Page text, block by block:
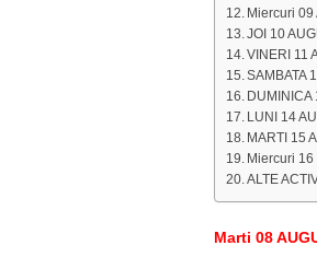
Miercuri 09
JOI 10
VINERI 11
SAMBATA
DUMINICA
LUNI 14
MARTI 15
Miercuri 16
ALTE
Marti 08